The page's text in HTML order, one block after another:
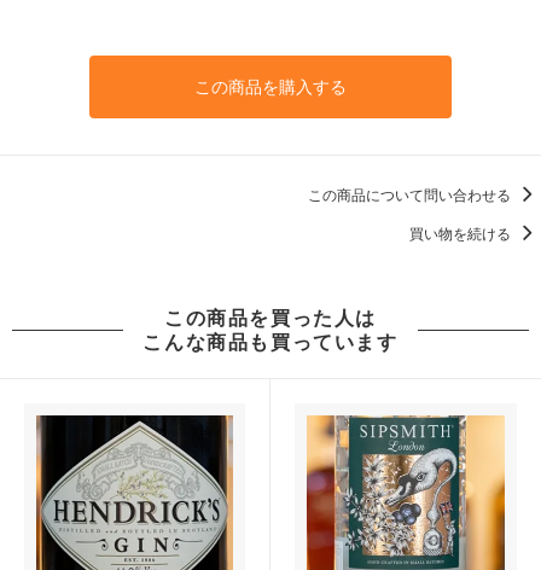
この商品を購入する
この商品について問い合わせる
買い物を続ける
この商品を買った人は
こんな商品も買っています